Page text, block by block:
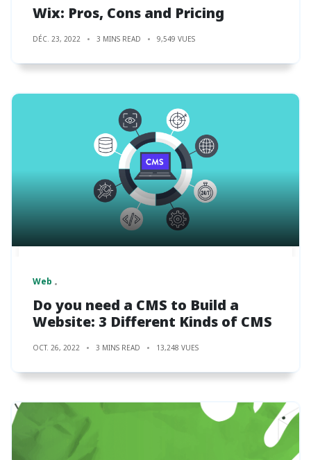
Wix: Pros, Cons and Pricing
DÉC. 23, 2022 3 MINS READ 9,549 VUES
Web
Do you need a CMS to Build a
Website: 3 Different Kinds of CMS
OCT. 26, 2022 3 MINS READ 13,248 VUES